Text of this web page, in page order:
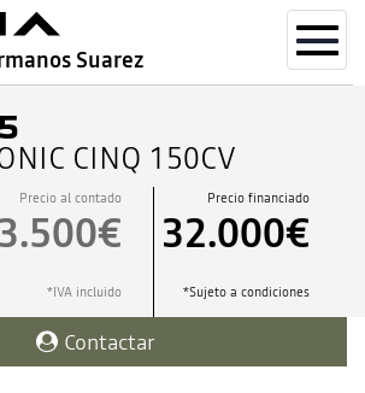
Suarez
CINQ 150CV
Precio al contado
*IVA incluido
Precio financiado
32.000€
*Sujeto a condiciones
Contactar